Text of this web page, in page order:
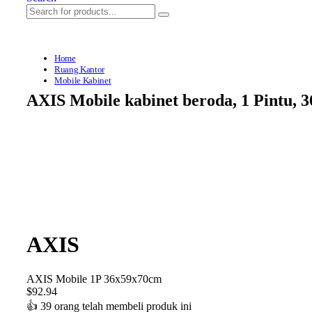
Home
Ruang Kantor
Mobile Kabinet
AXIS Mobile kabinet beroda, 1 Pintu,
AXIS
AXIS Mobile 1P 36x59x70cm
$92.94
👍 39 orang telah membeli produk ini